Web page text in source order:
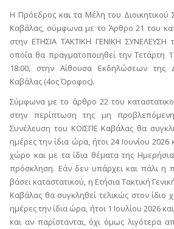
Η Πρόεδρος και τα Μέλη του Διοικητικού
Καβάλας, σύμφωνα με το Άρθρο 21 του
στην ΕΤΗΣΙΑ ΤΑΚΤΙΚΗ ΓΕΝΙΚΗ
οποία θα πραγματοποιηθεί την Τετάρτη
18:00, στην Αίθουσα Εκδηλώσεων της
Καβάλας (4ος Όροφος).
Σύμφωνα με το άρθρο 22 του
στην περίπτωση της μη
Συνέλευση του ΚΟΙΣΠΕ Καβάλας θα
ημέρες την ίδια ώρα, ήτοι 24 Ιουνίου 2026
χώρο και με τα ίδια θέματα της
πρόσκληση. Εάν δεν υπάρχει και πάλι η
βάσει καταστατικού, η Ετήσια Τακτική
Καβάλας θα συγκληθεί τελικώς στον
ημέρες την ίδια ώρα, ήτοι 1 Ιουλίου 2026
και αν παρίστανται, όχι όμως λιγότερα